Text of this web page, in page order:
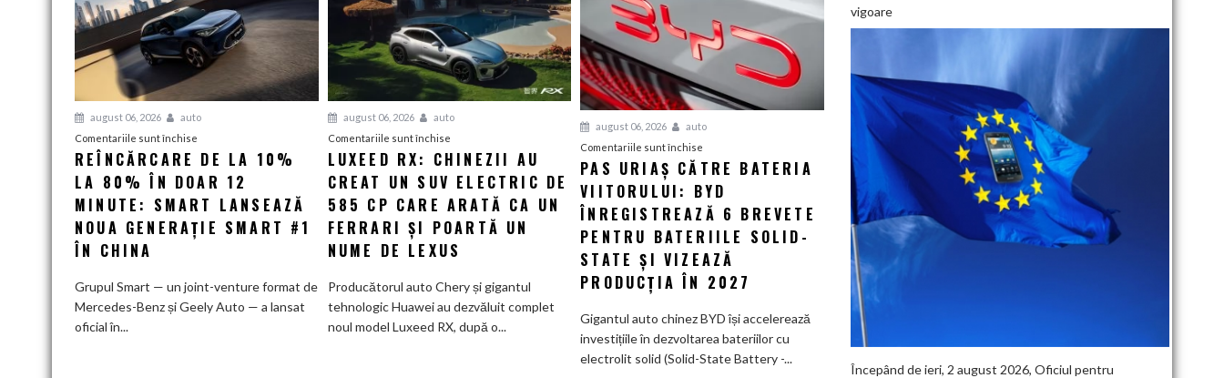
august 06, 2026
auto
Comentariile sunt închise
Reîncărcare
de
la
la
REÎNCĂRCARE DE LA 10%
LA 80% ÎN DOAR 12
MINUTE: SMART LANSEAZĂ
NOUA GENERAȚIE SMART #1
ÎN CHINA
Grupul Smart — un joint-venture format de
Mercedes-Benz și Geely Auto — a lansat
oficial în...
august 06, 2026
auto
Comentariile sunt închisepentru
Luxeed
RX:
Chinezii
creat
un
electric
585
LUXEED RX: CHINEZII AU
CREAT UN SUV ELECTRIC DE
585 CP CARE ARATĂ CA UN
FERRARI ȘI POARTĂ UN
NUME DE LEXUS
Producătorul auto Chery și gigantul
tehnologic Huawei au dezvăluit complet
noul model Luxeed RX, după o...
august 06, 2026
auto
Comentariile sunt închise
Pas
uriaș
către
viitorului:
BYD
înregistrează
brevete
pentru
bateriile
PAS URIAȘ CĂTRE BATERIA
VIITORULUI: BYD
ÎNREGISTREAZĂ 6 BREVETE
PENTRU BATERIILE SOLID-
STATE ȘI VIZEAZĂ
PRODUCȚIA ÎN 2027
Gigantul auto chinez BYD își accelerează
investițiile în dezvoltarea bateriilor cu
electrolit solid (Solid-State Battery -...
vigoare
Începând de ieri, 2 august 2026, Oficiul pentru